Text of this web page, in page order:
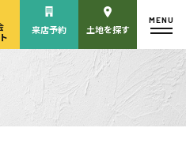
見学会・
来店予約 土地を探す
MENU